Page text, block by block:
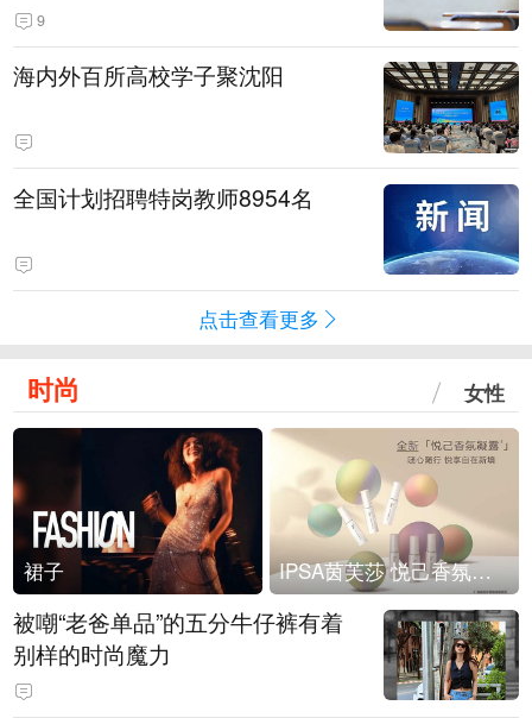
9
海内外百所高校学子聚沈阳
全国计划招聘特岗教师8954名
点击查看更多
时尚 女性
裙子 IPSA茵芙莎 悦己香氛凝露上市
被嘲“老爸单品”的五分牛仔裤有着
别样的时尚魔力